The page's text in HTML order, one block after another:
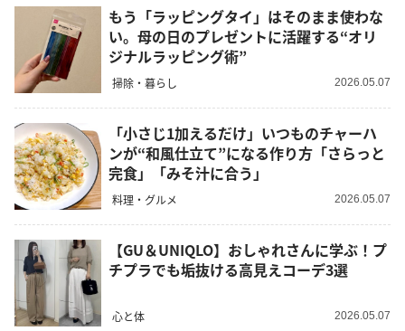
もう「ラッピングタイ」はそのまま使わな
い。母の日のプレゼントに活躍する“オリ
ジナルラッピング術”
掃除・暮らし 2026.05.07
「小さじ1加えるだけ」いつものチャーハ
ンが“和風仕立て”になる作り方「さらっと
完食」「みそ汁に合う」
料理・グルメ 2026.05.07
【GU＆UNIQLO】おしゃれさんに学ぶ！プ
チプラでも垢抜ける高見えコーデ3選
心と体 2026.05.07